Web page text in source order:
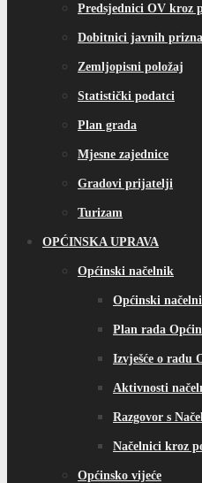
Predsjednici OV kroz
Dobitnici javnih
Zemljopisni položaj
Statistički podatci
Plan grada
Mjesne zajednice
Gradovi prijatelji
Turizam
OPĆINSKA UPRAVA
Općinski načelnik
Općinski
Plan rada
Izvješće o radu
Aktivnosti
Razgovor s
Načelnici kroz
Općinsko vijeće